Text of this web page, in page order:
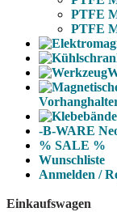
PTFE
PTFE
-B-WARE
% SALE %
Wunschliste
Anmelden /
Einkaufswagen